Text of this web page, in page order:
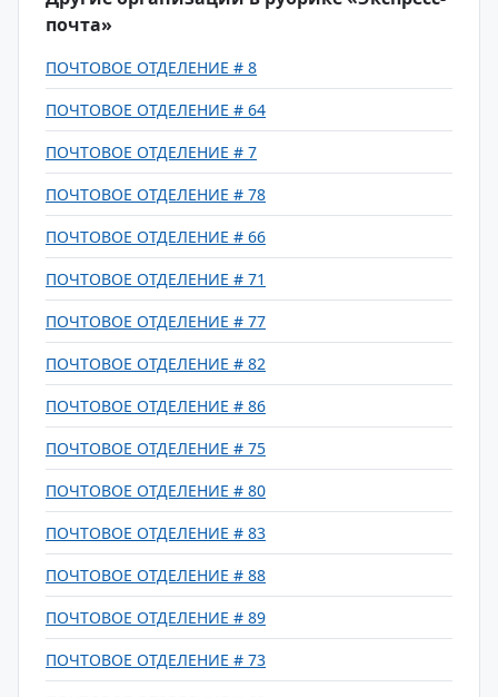
почта»
ПОЧТОВОЕ ОТДЕЛЕНИЕ # 8
ПОЧТОВОЕ ОТДЕЛЕНИЕ # 64
ПОЧТОВОЕ ОТДЕЛЕНИЕ # 7
ПОЧТОВОЕ ОТДЕЛЕНИЕ # 78
ПОЧТОВОЕ ОТДЕЛЕНИЕ # 66
ПОЧТОВОЕ ОТДЕЛЕНИЕ # 71
ПОЧТОВОЕ ОТДЕЛЕНИЕ # 77
ПОЧТОВОЕ ОТДЕЛЕНИЕ # 82
ПОЧТОВОЕ ОТДЕЛЕНИЕ # 86
ПОЧТОВОЕ ОТДЕЛЕНИЕ # 75
ПОЧТОВОЕ ОТДЕЛЕНИЕ # 80
ПОЧТОВОЕ ОТДЕЛЕНИЕ # 83
ПОЧТОВОЕ ОТДЕЛЕНИЕ # 88
ПОЧТОВОЕ ОТДЕЛЕНИЕ # 89
ПОЧТОВОЕ ОТДЕЛЕНИЕ # 73